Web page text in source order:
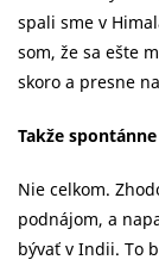
spali sme v
som, že sa ešte
skoro a presne
Takže
Nie celkom.
podnájom, a
bývať v Indii. To